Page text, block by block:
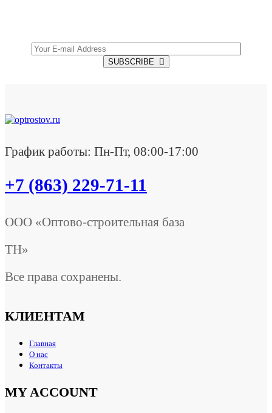
SUBSCRIBE
График работы: Пн-Пт, 08:00-17:00
+7 (863) 229-71-11
ООО «Оптово-строительная база
ТН»
Все права сохранены.
КЛИЕНТАМ
Главная
О нас
Контакты
MY ACCOUNT